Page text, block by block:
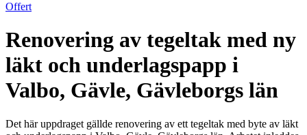
Offert
Renovering av tegeltak med ny
läkt och underlagspapp i
Valbo, Gävle, Gävleborgs län
Det här uppdraget gällde renovering av ett tegeltak med byte av läkt